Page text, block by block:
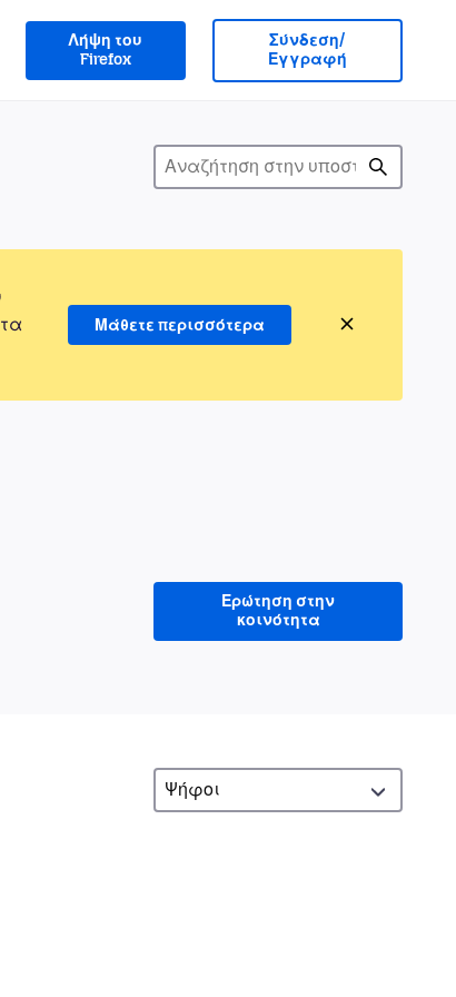
Λήψη του
Firefox
Σύνδεση/
Εγγραφή
Μάθετε περισσότερα
Ερώτηση στην
κοινότητα